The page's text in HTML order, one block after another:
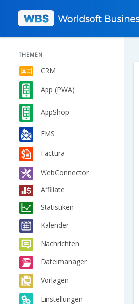
THEMEN
CRM
App (PWA)
AppShop
EMS
Factura
WebConnector
Affiliate
Statistiken
Kalender
Nachrichten
Dateimanager
Vorlagen
Einstellungen